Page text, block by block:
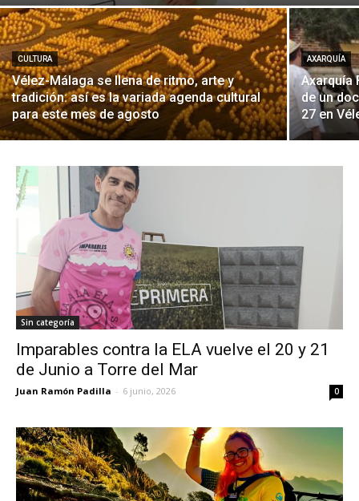
CULTURA
Vélez-Málaga se llena de ritmo, arte y
tradición: así es la variada agenda cultural
para este mes de agosto
AXARQUÍA
Axarquía
de un
27 en
Sin categoría
Imparables contra la ELA vuelve el 20 y 21
de Junio a Torre del Mar
Juan Ramón Padilla - 6 junio, 2026 0